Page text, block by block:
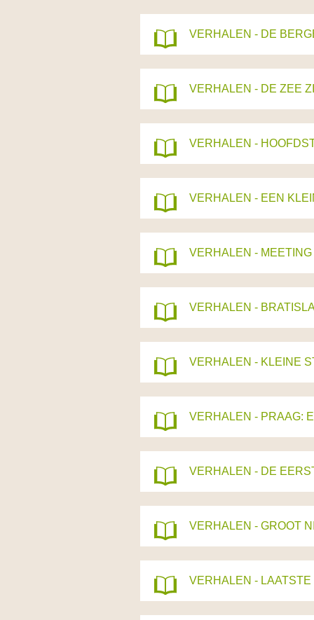
VERHALEN - DE
VERHALEN - DE ZEE
VERHALEN -
VERHALEN - EEN
VERHALEN -
VERHALEN -
VERHALEN - KLEINE
VERHALEN - PRAAG:
VERHALEN - DE
VERHALEN - GROOT
VERHALEN -